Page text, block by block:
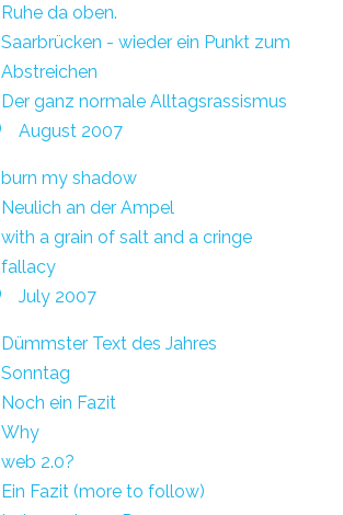
Ruhe da oben.
Saarbrücken - wieder ein Punkt zum
Abstreichen
Der ganz normale Alltagsrassismus
August 2007
burn my shadow
Neulich an der Ampel
with a grain of salt and a cringe
fallacy
July 2007
Dümmster Text des Jahres
Sonntag
Noch ein Fazit
Why
web 2.0?
Ein Fazit (more to follow)